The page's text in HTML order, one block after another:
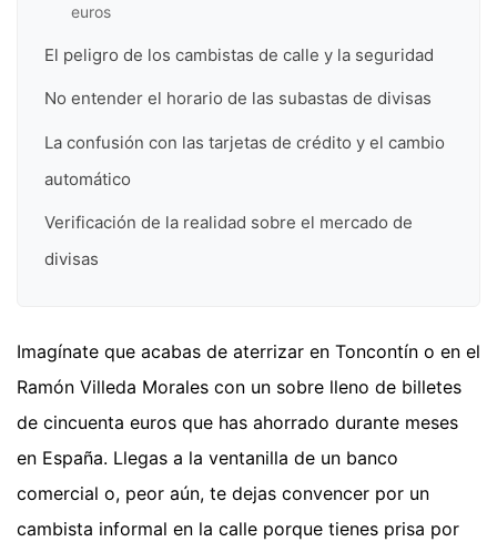
euros
El peligro de los cambistas de calle y la seguridad
No entender el horario de las subastas de divisas
La confusión con las tarjetas de crédito y el cambio
automático
Verificación de la realidad sobre el mercado de
divisas
Imagínate que acabas de aterrizar en Toncontín o en el
Ramón Villeda Morales con un sobre lleno de billetes
de cincuenta euros que has ahorrado durante meses
en España. Llegas a la ventanilla de un banco
comercial o, peor aún, te dejas convencer por un
cambista informal en la calle porque tienes prisa por